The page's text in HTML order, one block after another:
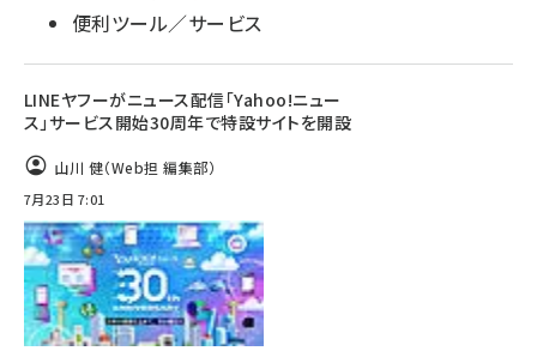
便利ツール／サービス
LINEヤフーがニュース配信「Yahoo!ニュー
ス」サービス開始30周年で特設サイトを開設
山川 健（Web担 編集部）
7月23日 7:01